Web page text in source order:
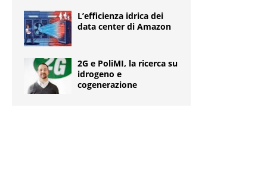
L’efficienza idrica dei
data center di Amazon
2G e PoliMI, la ricerca su
idrogeno e
cogenerazione